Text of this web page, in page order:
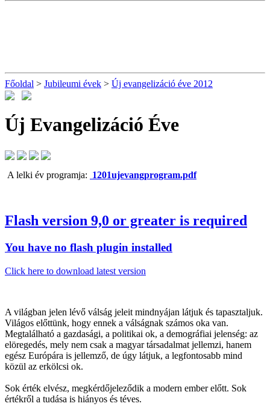
Főoldal > Jubileumi évek > Új evangelizáció éve 2012
Új Evangelizáció Éve
A lelki év programja: 1201ujevangprogram.pdf
Flash version 9,0 or greater is required
You have no flash plugin installed
Click here to download latest version
A világban jelen lévő válság jeleit mindnyájan látjuk és tapasztaljuk.
Világos előttünk, hogy ennek a válságnak számos oka van.
Megtalálható a gazdasági, a politikai ok, a demográfiai jelenség: az
elöregedés, mely nem csak a magyar társadalmat jellemzi, hanem
egész Európára is jellemző, de úgy látjuk, a legfontosabb mind
közül az erkölcsi ok.
Sok érték elvész, megkérdőjeleződik a modern ember előtt. Sok
értékről a tudása is hiányos és téves.